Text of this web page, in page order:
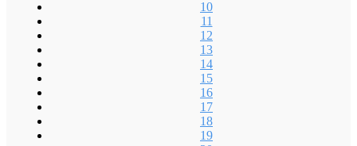
10
11
12
13
14
15
16
17
18
19